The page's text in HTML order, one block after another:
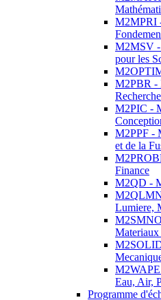
M2MPRI
M2MSV -
pour les
M2PBR -
Recherche
M2PIC -
M2PPF -
et de la
Finance
M2QD -
Lumiere,
Materiaux
Eau, Air,
Programme